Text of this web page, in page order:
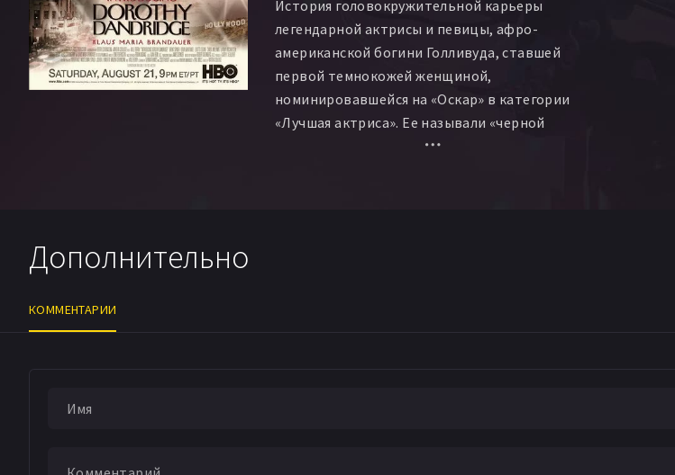
История головокружительной карьеры
легендарной актрисы и певицы, афро-
американской богини Голливуда, ставшей
первой темнокожей женщиной,
номинировавшейся на «Оскар» в категории
«Лучшая актриса». Ее называли «черной
Мэрилин Монро»: оглушительный успех и
Дополнительно
КОММЕНТАРИИ